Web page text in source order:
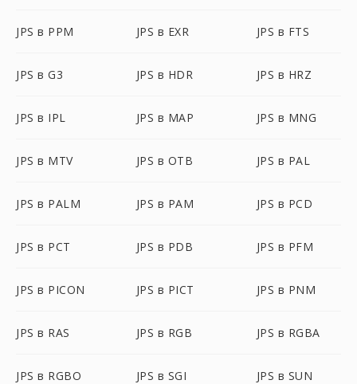
JPS в PPM JPS в EXR JPS в FTS
JPS в G3 JPS в HDR JPS в HRZ
JPS в IPL JPS в MAP JPS в MNG
JPS в MTV JPS в OTB JPS в PAL
JPS в PALM JPS в PAM JPS в PCD
JPS в PCT JPS в PDB JPS в PFM
JPS в PICON JPS в PICT JPS в PNM
JPS в RAS JPS в RGB JPS в RGBA
JPS в RGBO JPS в SGI JPS в SUN